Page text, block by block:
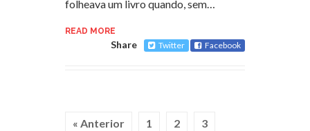
folheava um livro quando, sem…
READ MORE
Share Twitter Facebook
« Anterior 1 2 3